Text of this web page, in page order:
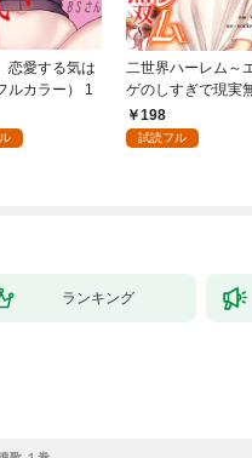
恋愛する気は
ルカラー） 1
二世界ハーレム～
ゲのしすぎで現実無
～１198
試読フル
ランキング